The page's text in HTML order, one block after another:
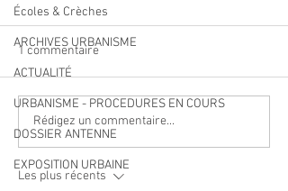
Écoles & Crèches
ARCHIVES URBANISME
ACTUALITÉ
URBANISME - PROCEDURES EN COURS
DOSSIER ANTENNE
EXPOSITION URBAINE
Qualité des eaux de
baignade : des résultats
conformes sur l’ensemble
des plages
1 commentaire
Rédigez un commentaire...
Les plus récents